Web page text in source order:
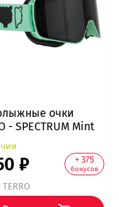
очки
- SPECTRUM Mint
₽ + 375
бонусов
TERRO